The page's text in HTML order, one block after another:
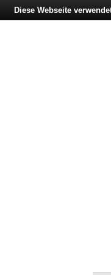
Diese Webseite